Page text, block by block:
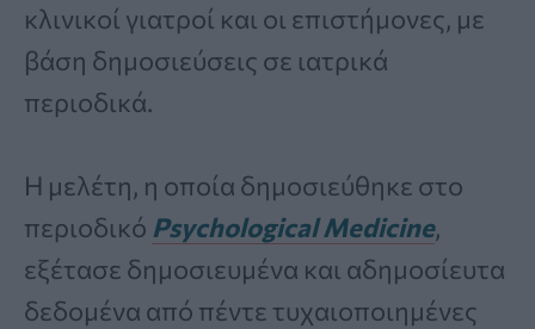
κλινικοί γιατροί και οι επιστήμονες, με
βάση δημοσιεύσεις σε ιατρικά
περιοδικά.
Η μελέτη, η οποία δημοσιεύθηκε στο
περιοδικό Psychological Medicine,
εξέτασε δημοσιευμένα και αδημοσίευτα
δεδομένα από πέντε τυχαιοποιημένες